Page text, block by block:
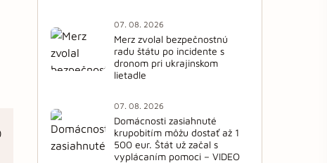
07. 08. 2026
Merz zvolal bezpečnostnú
radu štátu po incidente s
dronom pri ukrajinskom
lietadle
07. 08. 2026
Domácnosti zasiahnuté
krupobitím môžu dostať až 1
500 eur. Štát už začal s
vyplácaním pomoci – VIDEO